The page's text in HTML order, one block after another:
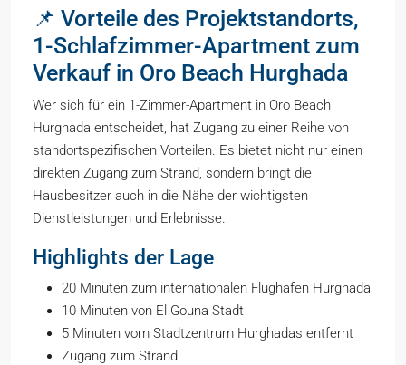
📌 Vorteile des Projektstandorts,
1-Schlafzimmer-Apartment zum
Verkauf in Oro Beach Hurghada
Wer sich für ein 1-Zimmer-Apartment in Oro Beach
Hurghada entscheidet, hat Zugang zu einer Reihe von
standortspezifischen Vorteilen. Es bietet nicht nur einen
direkten Zugang zum Strand, sondern bringt die
Hausbesitzer auch in die Nähe der wichtigsten
Dienstleistungen und Erlebnisse.
Highlights der Lage
20 Minuten zum internationalen Flughafen Hurghada
10 Minuten von El Gouna Stadt
5 Minuten vom Stadtzentrum Hurghadas entfernt
Zugang zum Strand